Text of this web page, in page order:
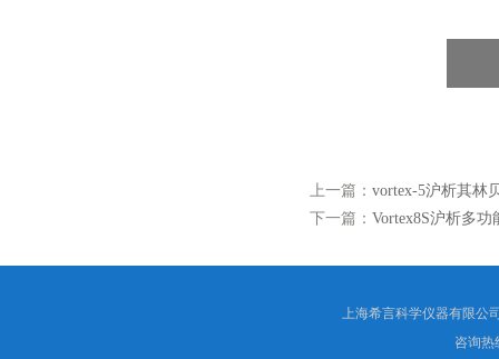
上一篇： vortex-5沪析其林
下一篇： Vortex8S沪析多
上海希言科学仪器有限公
咨询热